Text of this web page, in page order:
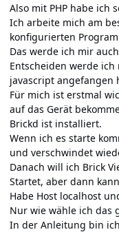
Also mit PHP habe ich
Ich arbeite mich am
konfigurierten
Das werde ich mir
Entscheiden werde
javascript angefangen
Für mich ist erstmal
auf das Gerät
Brickd ist installiert.
Wenn ich es starte
und verschwindet
Danach will ich Brick
Startet, aber dann
Habe Host localhost
Nur wie wähle ich das
In der Anleitung bin